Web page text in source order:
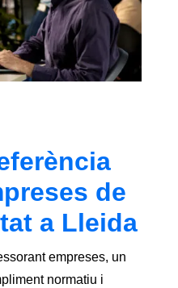
de
a Lleida
empreses, un
normatiu i